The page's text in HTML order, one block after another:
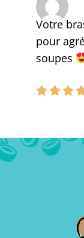
Votre
pour
soupes